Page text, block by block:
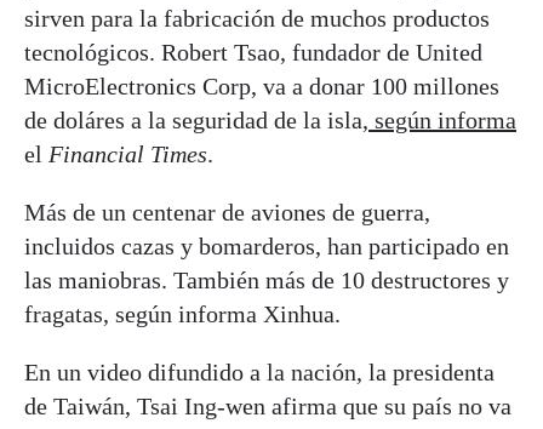
sirven para la fabricación de muchos productos
tecnológicos. Robert Tsao, fundador de United
MicroElectronics Corp, va a donar 100 millones
de doláres a la seguridad de la isla, según informa
el Financial Times.
Más de un centenar de aviones de guerra,
incluidos cazas y bomarderos, han participado en
las maniobras. También más de 10 destructores y
fragatas, según informa Xinhua.
En un video difundido a la nación, la presidenta
de Taiwán, Tsai Ing-wen afirma que su país no va